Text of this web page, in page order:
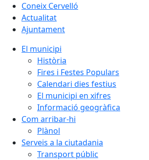
Coneix Cervelló
Actualitat
Ajuntament
El municipi
Història
Fires i Festes Populars
Calendari dies festius
El municipi en xifres
Informació geogràfica
Com arribar-hi
Plànol
Serveis a la ciutadania
Transport públic